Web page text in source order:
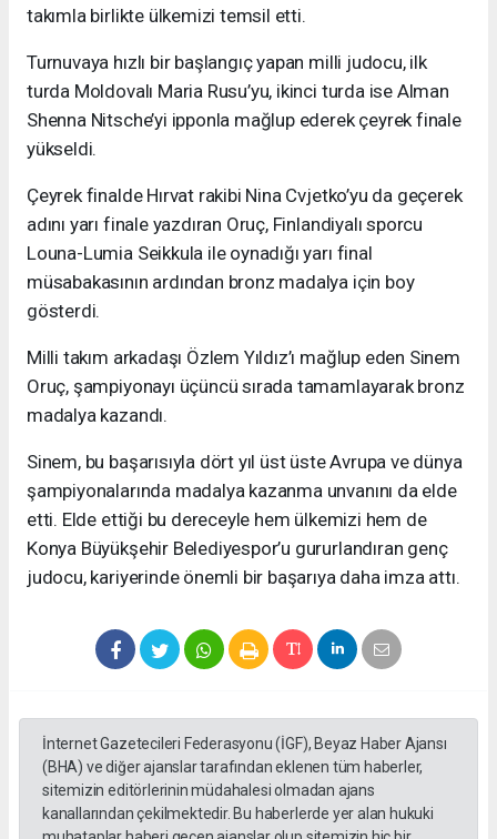
takımla birlikte ülkemizi temsil etti.
Turnuvaya hızlı bir başlangıç yapan milli judocu, ilk
turda Moldovalı Maria Rusu’yu, ikinci turda ise Alman
Shenna Nitsche’yi ipponla mağlup ederek çeyrek finale
yükseldi.
Çeyrek finalde Hırvat rakibi Nina Cvjetko’yu da geçerek
adını yarı finale yazdıran Oruç, Finlandiyalı sporcu
Louna-Lumia Seikkula ile oynadığı yarı final
müsabakasının ardından bronz madalya için boy
gösterdi.
Milli takım arkadaşı Özlem Yıldız’ı mağlup eden Sinem
Oruç, şampiyonayı üçüncü sırada tamamlayarak bronz
madalya kazandı.
Sinem, bu başarısıyla dört yıl üst üste Avrupa ve dünya
şampiyonalarında madalya kazanma unvanını da elde
etti. Elde ettiği bu dereceyle hem ülkemizi hem de
Konya Büyükşehir Belediyespor’u gururlandıran genç
judocu, kariyerinde önemli bir başarıya daha imza attı.
İnternet Gazetecileri Federasyonu (İGF), Beyaz Haber Ajansı
(BHA) ve diğer ajanslar tarafından eklenen tüm haberler,
sitemizin editörlerinin müdahalesi olmadan ajans
kanallarından çekilmektedir. Bu haberlerde yer alan hukuki